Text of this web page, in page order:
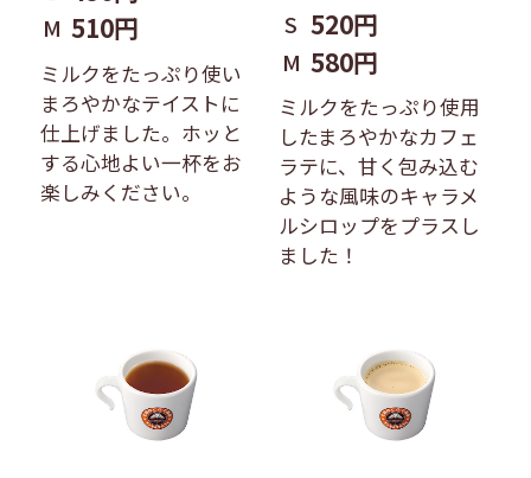
M 510円
ミルクをたっぷり使い
まろやかなテイストに
仕上げました。ホッと
する心地よい一杯をお
楽しみください。
S 520円
M 580円
ミルクをたっぷり使用
したまろやかなカフェ
ラテに、甘く包み込む
ような風味のキャラメ
ルシロップをプラスし
ました！